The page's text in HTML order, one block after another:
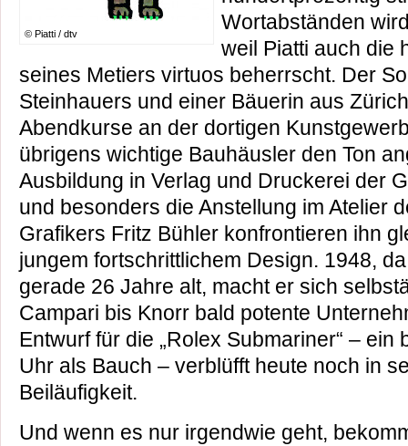
© Piatti / dtv
Wortabständen
weil Piatti auch die
seines Metiers virtuos beherrscht. Der
Steinhauers und einer Bäuerin aus
Abendkurse an der dortigen
übrigens wichtige Bauhäusler den Ton
Ausbildung in Verlag und Druckerei der
und besonders die Anstellung im Atelier
Grafikers Fritz Bühler konfrontieren ihn
jungem fortschrittlichem Design. 1948,
gerade 26 Jahre alt, macht er sich
Campari bis Knorr bald potente
Entwurf für die „Rolex Submariner“ – ein
Uhr als Bauch – verblüfft heute noch in
Beiläufigkeit.
Und wenn es nur irgendwie geht,